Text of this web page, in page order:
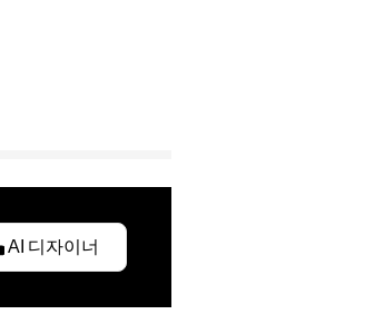
AI 디자이너